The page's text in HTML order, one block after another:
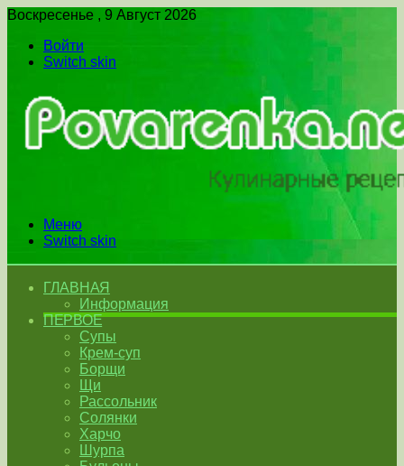
Воскресенье , 9 Август 2026
Войти
Switch skin
Меню
Switch skin
ГЛАВНАЯ
Информация
ПЕРВОЕ
Супы
Крем-суп
Борщи
Щи
Рассольник
Солянки
Харчо
Шурпа